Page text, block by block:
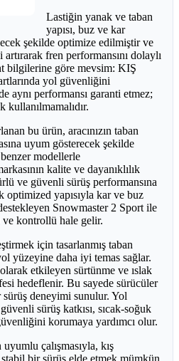
Lastiğin yanak ve taban
yapısı, buz ve kar
şekilde optimize edilmiştir ve
fren performansını dolaylı
bilgilerine göre mevsim: KIŞ
yol güvenliğini
aynı performansı garanti etmez;
kullanılmamalıdır.
bu ürün, aracınızın taban
uyum gösterecek şekilde
modellerle
kalite ve dayanıklılık
ve güvenli sürüş performansına
optimized yapısıyla kar ve buz
Snowmaster 2 Sport ile
ve kontrollü hale gelir.
için tasarlanmış taban
yüzeyine daha iyi temas sağlar.
etkileyen sürtünme ve ıslak
hedeflenir. Bu sayede sürücüler
deneyimi sunulur. Yol
sürüş katkısı, sıcak-soğuk
korumaya yardımcı olur.
çalışmasıyla, kış